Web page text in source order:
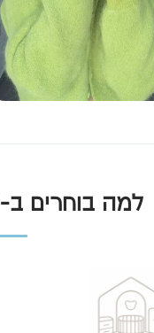
למה בוחרים ב-FLYBYFLY?